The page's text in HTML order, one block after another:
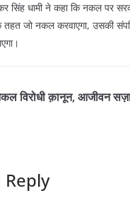
सिंह धामी ने कहा कि नकल पर
जो नकल करवाएगा, उसकी
विरोधी क़ानून, आजीवन सज़ा
Reply